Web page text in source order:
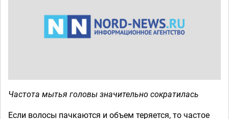
Частота мытья головы значительно сократилась
Если волосы пачкаются и объем теряется, то частое